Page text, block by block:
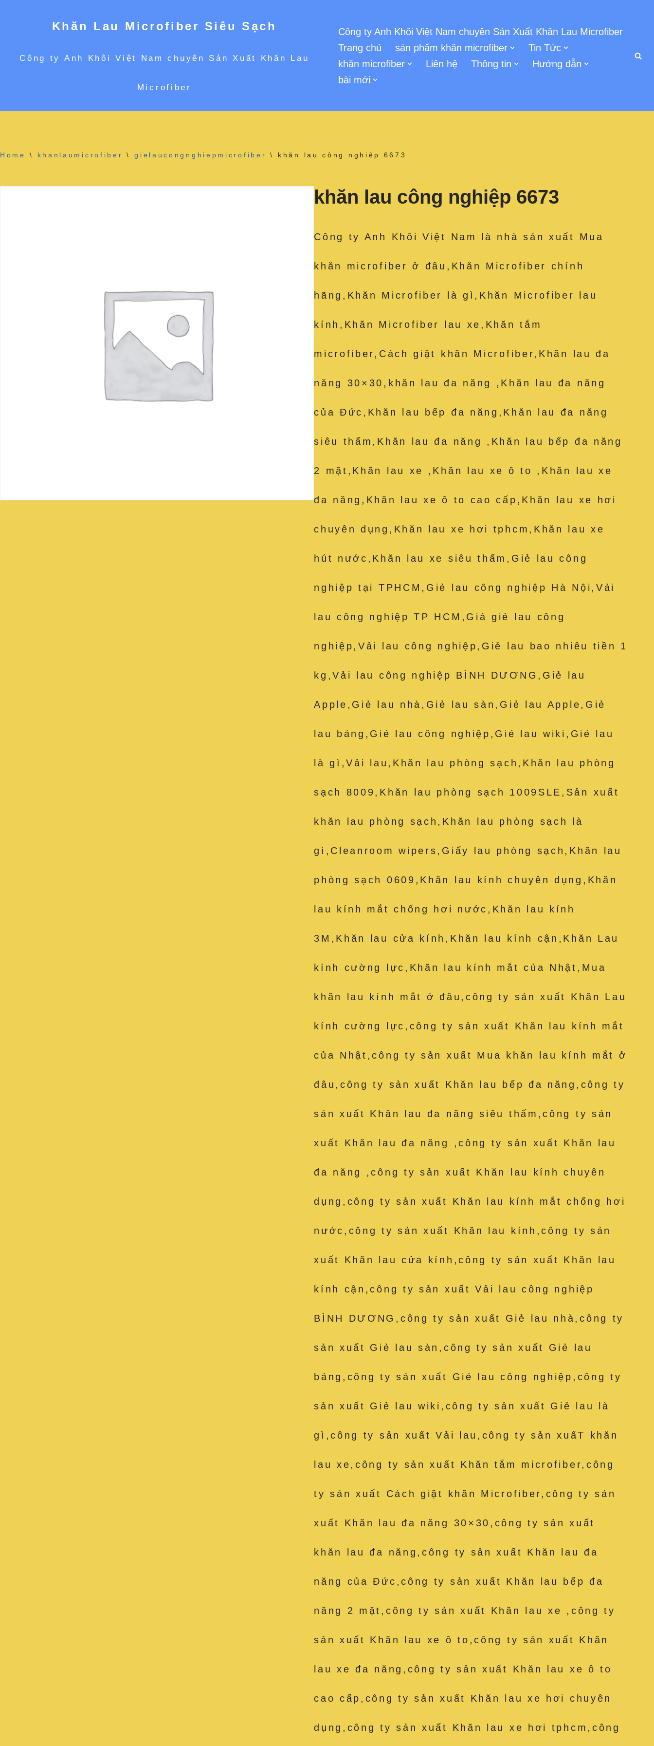
tới
Khăn Lau Microfiber Siêu Sạch
Công ty Anh Khôi Việt Nam chuyên Sản Xuất Khăn Lau
Microfiber
Công ty Anh Khôi Việt Nam chuyên Sản Xuất Khăn Lau Microfiber
Trang chủ
sản phẩm khăn microfiber
Tin Tức
khăn microfiber
Liên hệ Thông tin
Hướng dẫn
bài mới
Home \ khanlaumicrofiber \ gielaucongnghiepmicrofiber \ khăn lau công nghiệp 6673
khăn lau công nghiệp 6673
Công ty Anh Khôi Việt Nam là nhà sản xuất Mua
khăn microfiber ở đâu,Khăn Microfiber chính
hãng,Khăn Microfiber là gì,Khăn Microfiber lau
kính,Khăn Microfiber lau xe,Khăn tắm
microfiber,Cách giặt khăn Microfiber,Khăn lau đa
năng 30×30,khăn lau đa năng ,Khăn lau đa năng
của Đức,Khăn lau bếp đa năng,Khăn lau đa năng
siêu thấm,Khăn lau đa năng ,Khăn lau bếp đa năng
2 mặt,Khăn lau xe ,Khăn lau xe ô to ,Khăn lau xe
đa năng,Khăn lau xe ô to cao cấp,Khăn lau xe hơi
chuyên dụng,Khăn lau xe hơi tphcm,Khăn lau xe
hút nước,Khăn lau xe siêu thấm,Giẻ lau công
nghiệp tại TPHCM,Giẻ lau công nghiệp Hà Nội,Vải
lau công nghiệp TP HCM,Giá giẻ lau công
nghiệp,Vải lau công nghiệp,Giẻ lau bao nhiêu tiền 1
kg,Vải lau công nghiệp BÌNH DƯƠNG,Giẻ lau
Apple,Giẻ lau nhà,Giẻ lau sàn,Giẻ lau Apple,Giẻ
lau bảng,Giẻ lau công nghiệp,Giẻ lau wiki,Giẻ lau
là gì,Vải lau,Khăn lau phòng sạch,Khăn lau phòng
sạch 8009,Khăn lau phòng sạch 1009SLE,Sản xuất
khăn lau phòng sạch,Khăn lau phòng sạch là
gì,Cleanroom wipers,Giấy lau phòng sạch,Khăn lau
phòng sạch 0609,Khăn lau kính chuyên dụng,Khăn
lau kính mắt chống hơi nước,Khăn lau kính
3M,Khăn lau cửa kính,Khăn lau kính cận,Khăn Lau
kính cường lực,Khăn lau kính mắt của Nhật,Mua
khăn lau kính mắt ở đâu,công ty sản xuất Khăn Lau
kính cường lực,công ty sản xuất Khăn lau kính mắt
của Nhật,công ty sản xuất Mua khăn lau kính mắt ở
đâu,công ty sản xuất Khăn lau bếp đa năng,công ty
sản xuất Khăn lau đa năng siêu thấm,công ty sản
xuất Khăn lau đa năng ,công ty sản xuất Khăn lau
đa năng ,công ty sản xuất Khăn lau kính chuyên
dụng,công ty sản xuất Khăn lau kính mắt chống hơi
nước,công ty sản xuất Khăn lau kính,công ty sản
xuất Khăn lau cửa kính,công ty sản xuất Khăn lau
kính cận,công ty sản xuất Vải lau công nghiệp
BÌNH DƯƠNG,công ty sản xuất Giẻ lau nhà,công ty
sản xuất Giẻ lau sàn,công ty sản xuất Giẻ lau
bảng,công ty sản xuất Giẻ lau công nghiệp,công ty
sản xuất Giẻ lau wiki,công ty sản xuất Giẻ lau là
gì,công ty sản xuất Vải lau,công ty sản xuấT khăn
lau xe,công ty sản xuất Khăn tắm microfiber,công
ty sản xuất Cách giặt khăn Microfiber,công ty sản
xuất Khăn lau đa năng 30×30,công ty sản xuất
khăn lau đa năng,công ty sản xuất Khăn lau đa
năng của Đức,công ty sản xuất Khăn lau bếp đa
năng 2 mặt,công ty sản xuất Khăn lau xe ,công ty
sản xuất Khăn lau xe ô to,công ty sản xuất Khăn
lau xe đa năng,công ty sản xuất Khăn lau xe ô to
cao cấp,công ty sản xuất Khăn lau xe hơi chuyên
dụng,công ty sản xuất Khăn lau xe hơi tphcm,công